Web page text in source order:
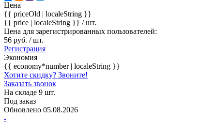
Цена
{{ priceOld | localeString }}
{{ price | localeString }} / шт.
Цена для зарегистрированных пользователей:
56 руб. / шт.
Регистрация
Экономия
{{ economy*number | localeString }}
Хотите скидку? Звоните!
Заказать звонок
На складе 9 шт.
Под заказ
Обновлено 05.08.2026
-